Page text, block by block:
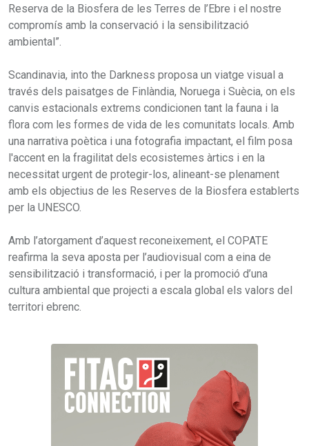
Reserva de la Biosfera de les Terres de l’Ebre i el nostre
compromís amb la conservació i la sensibilització
ambiental”.
Scandinavia, into the Darkness proposa un viatge visual a
través dels paisatges de Finlàndia, Noruega i Suècia, on els
canvis estacionals extrems condicionen tant la fauna i la
flora com les formes de vida de les comunitats locals. Amb
una narrativa poètica i una fotografia impactant, el film posa
l'accent en la fragilitat dels ecosistemes àrtics i en la
necessitat urgent de protegir-los, alineant-se plenament
amb els objectius de les Reserves de la Biosfera establerts
per la UNESCO.
Amb l’atorgament d’aquest reconeixement, el COPATE
reafirma la seva aposta per l’audiovisual com a eina de
sensibilització i transformació, i per la promoció d’una
cultura ambiental que projecti a escala global els valors del
territori ebrenc.